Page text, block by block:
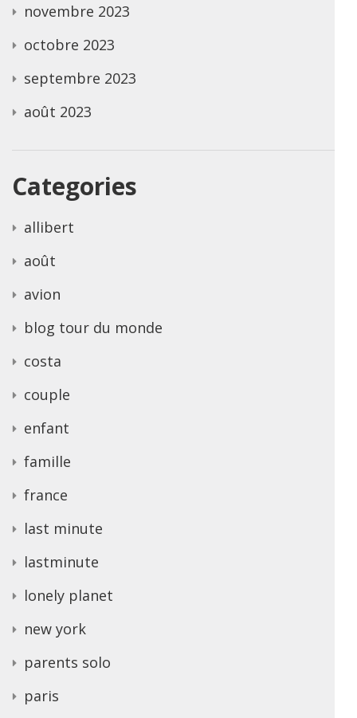
novembre 2023
octobre 2023
septembre 2023
août 2023
Categories
allibert
août
avion
blog tour du monde
costa
couple
enfant
famille
france
last minute
lastminute
lonely planet
new york
parents solo
paris